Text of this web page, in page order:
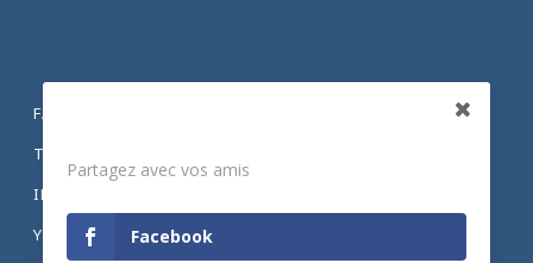
FACEBOOK
TWITTER
INSTAGRAM
YOUTUBE
Partagez avec vos amis
Facebook